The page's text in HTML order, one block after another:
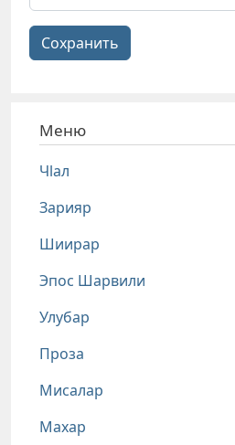
Сохранить
Меню
Чlал
Зарияр
Шиирар
Эпос Шарвили
Улубар
Проза
Мисалар
Махар